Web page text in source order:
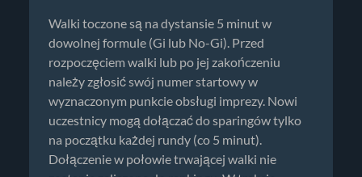
Walki toczone są na dystansie 5 minut w
dowolnej formule (Gi lub No-Gi). Przed
rozpoczęciem walki lub po jej zakończeniu
należy zgłosić swój numer startowy w
wyznaczonym punkcie obsługi imprezy. Nowi
uczestnicy mogą dołączać do sparingów tylko
na początku każdej rundy (co 5 minut).
Dołączenie w połowie trwającej walki nie